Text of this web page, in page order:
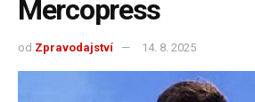
Mercopress
od Zpravodajství 14. 8. 2025